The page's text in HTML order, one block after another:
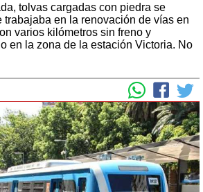
tolvas cargadas con piedra se
trabajaba en la renovación de vías en
varios kilómetros sin freno y
en la zona de la estación Victoria. No